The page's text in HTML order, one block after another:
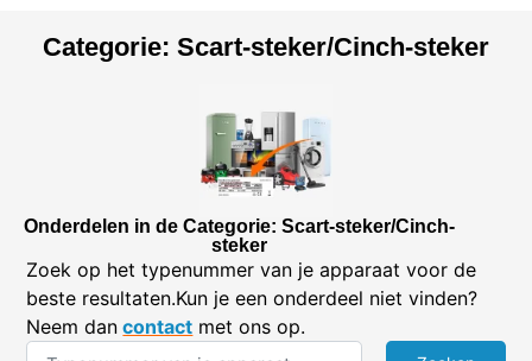
Categorie: Scart-steker/Cinch-steker
Onderdelen in de Categorie: Scart-steker/Cinch-
steker
Zoek op het typenummer van je apparaat voor de
beste resultaten.Kun je een onderdeel niet vinden?
Neem dan contact met ons op.